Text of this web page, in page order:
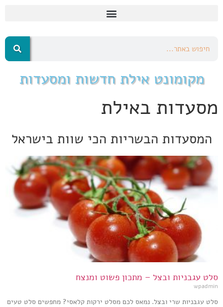
מקומונט אילת חדשות ומסעדות
מסעדות באילת
המסעדות הבשריות הכי שוות בישראל
סלט עגבניות ובצל – מתכון פשוט ומנצח
wpadmin
סלט עגבניות שרי ובצל. נמאס לכם מסלט ירקות קלאסי? מחפשים סלט טעים